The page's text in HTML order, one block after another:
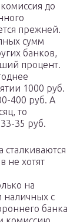
до
прежней.
сумм
банков,
процент.
1000 руб.
400 руб. А
то
35 руб.
сталкиваются
не хотят
на
наличных с
банка